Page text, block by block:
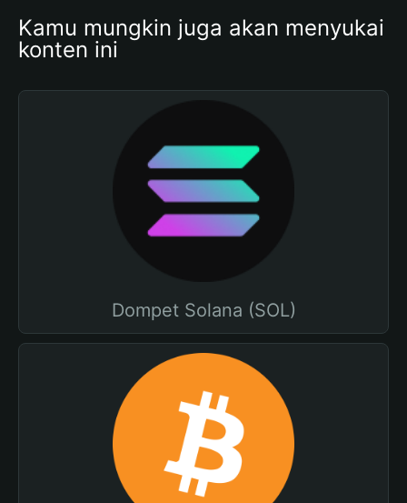
Kamu mungkin juga akan menyukai
konten ini
Dompet Solana (SOL)